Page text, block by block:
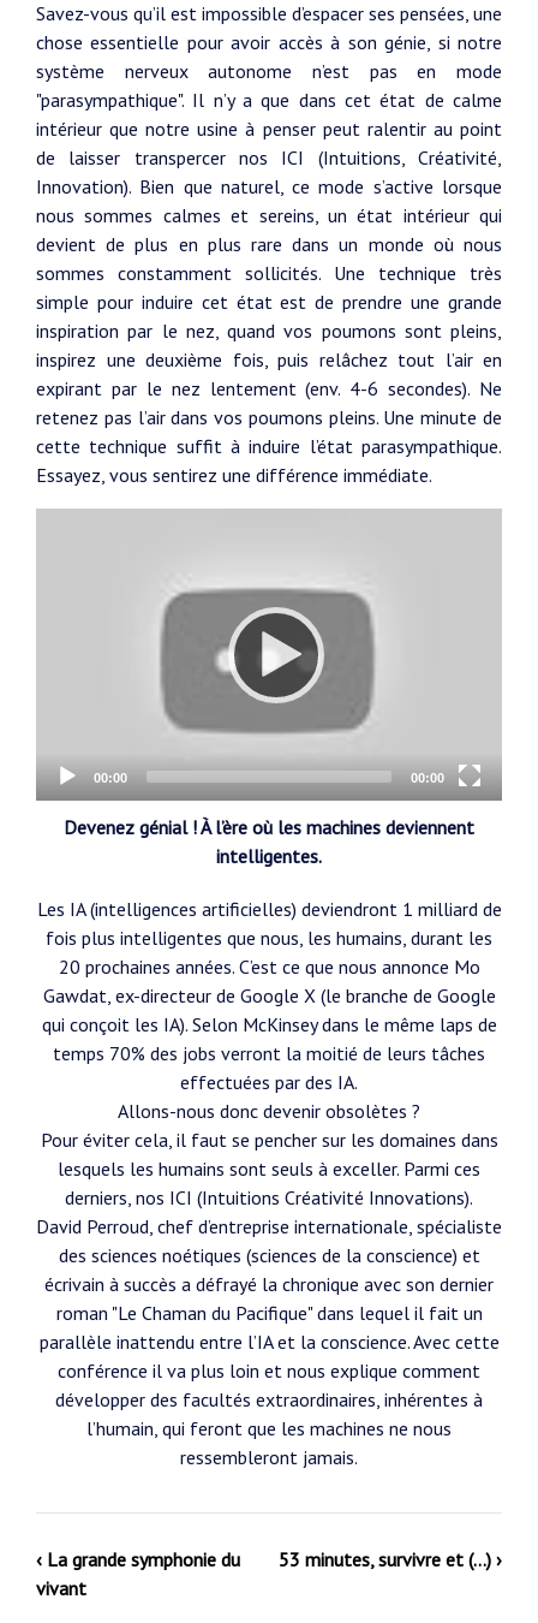
Savez-vous qu’il est impossible d’espacer ses pensées, une
chose essentielle pour avoir accès à son génie, si notre
système nerveux autonome n’est pas en mode
"parasympathique". Il n’y a que dans cet état de calme
intérieur que notre usine à penser peut ralentir au point
de laisser transpercer nos ICI (Intuitions, Créativité,
Innovation). Bien que naturel, ce mode s’active lorsque
nous sommes calmes et sereins, un état intérieur qui
devient de plus en plus rare dans un monde où nous
sommes constamment sollicités. Une technique très
simple pour induire cet état est de prendre une grande
inspiration par le nez, quand vos poumons sont pleins,
inspirez une deuxième fois, puis relâchez tout l’air en
expirant par le nez lentement (env. 4-6 secondes). Ne
retenez pas l’air dans vos poumons pleins. Une minute de
cette technique suffit à induire l’état parasympathique.
Essayez, vous sentirez une différence immédiate.
Current
00:00
Total
duration
00:00
Devenez génial ! À l’ère où les machines deviennent
intelligentes.
Les IA (intelligences artificielles) deviendront 1 milliard de
fois plus intelligentes que nous, les humains, durant les
20 prochaines années. C’est ce que nous annonce Mo
Gawdat, ex-directeur de Google X (le branche de Google
qui conçoit les IA). Selon McKinsey dans le même laps de
temps 70% des jobs verront la moitié de leurs tâches
effectuées par des IA.
Allons-nous donc devenir obsolètes ?
Pour éviter cela, il faut se pencher sur les domaines dans
lesquels les humains sont seuls à exceller. Parmi ces
derniers, nos ICI (Intuitions Créativité Innovations).
David Perroud, chef d’entreprise internationale, spécialiste
des sciences noétiques (sciences de la conscience) et
écrivain à succès a défrayé la chronique avec son dernier
roman "Le Chaman du Pacifique" dans lequel il fait un
parallèle inattendu entre l’IA et la conscience. Avec cette
conférence il va plus loin et nous explique comment
développer des facultés extraordinaires, inhérentes à
l’humain, qui feront que les machines ne nous
ressembleront jamais.
‹ La grande symphonie du
vivant
53 minutes, survivre et (…) ›